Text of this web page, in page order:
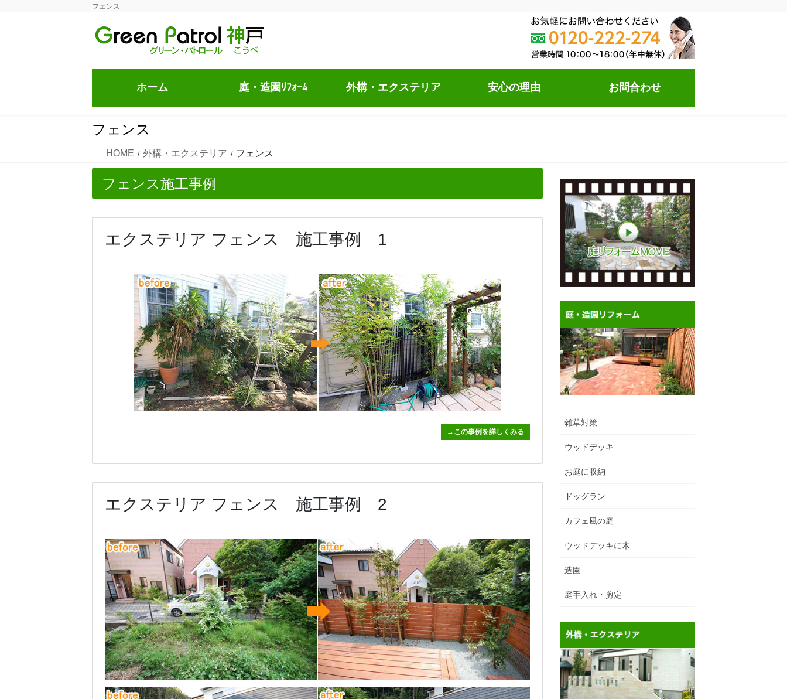
フェンス
ホーム 庭・造園ﾘﾌｫｰﾑ 外構・エクステリア 安心の理由 お問合わせ
フェンス
HOME 外構・エクステリア フェンス
フェンス施工事例
エクステリア フェンス 施工事例 1
→この事例を詳しくみる
エクステリア フェンス 施工事例 2
雑草対策
ウッドデッキ
お庭に収納
ドッグラン
カフェ風の庭
ウッドデッキに木
造園
庭手入れ・剪定